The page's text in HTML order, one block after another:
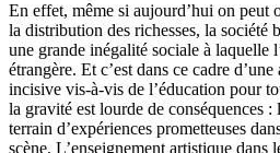
En effet, même si aujourd’hui on peut
la distribution des richesses, la société
une grande inégalité sociale à laquelle
étrangère. Et c’est dans ce cadre
incisive vis-à-vis de l’éducation pour
la gravité est lourde de conséquences :
terrain d’expériences prometteuses
scène. L’enseignement artistique dans